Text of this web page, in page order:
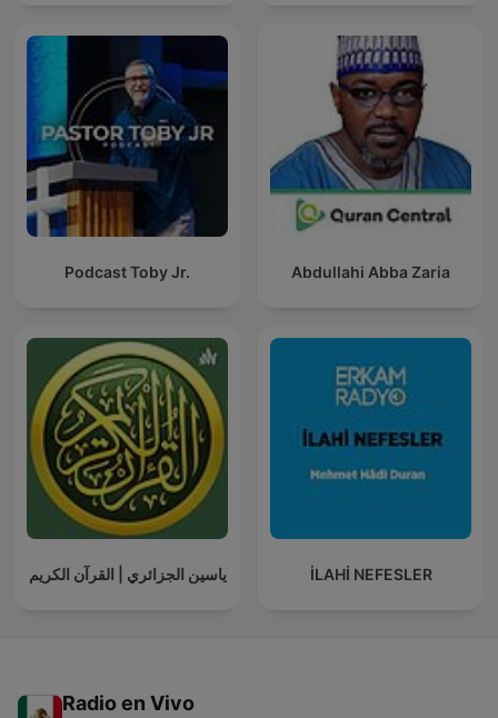
Podcast Toby Jr. Abdullahi Abba Zaria
ياسين الجزائري | القرآن الكريم İLAHİ NEFESLER
Radio en Vivo